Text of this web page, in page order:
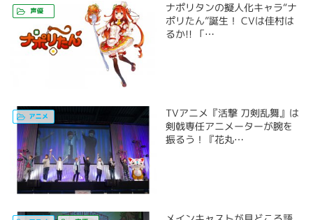
ナポリタンの擬人化キャラ“ナ
ポリたん”誕生！ CVは佳村は
るか!! 「…
TVアニメ『活撃 刀剣乱舞』は
剣戟専任アニメーターが腕を
振るう！『花丸…